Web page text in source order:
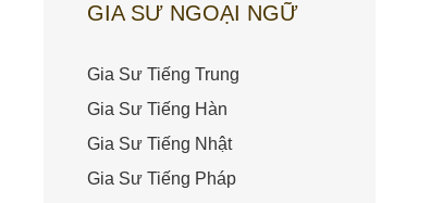
GIA SƯ NGOẠI NGỮ
Gia Sư Tiếng Trung
Gia Sư Tiếng Hàn
Gia Sư Tiếng Nhật
Gia Sư Tiếng Pháp